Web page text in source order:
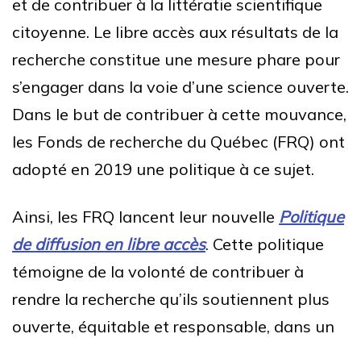
et de contribuer à la littératie scientifique
citoyenne. Le libre accès aux résultats de la
recherche constitue une mesure phare pour
s’engager dans la voie d’une science ouverte.
Dans le but de contribuer à cette mouvance,
les Fonds de recherche du Québec (FRQ) ont
adopté en 2019 une politique à ce sujet.
Ainsi, les FRQ lancent leur nouvelle Politique
de diffusion en libre accès. Cette politique
témoigne de la volonté de contribuer à
rendre la recherche qu’ils soutiennent plus
ouverte, équitable et responsable, dans un